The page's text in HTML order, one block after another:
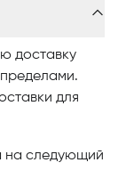
доставку
для
на следующий